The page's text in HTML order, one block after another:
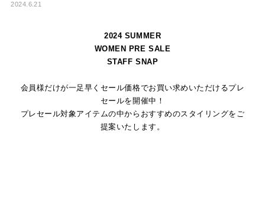
2024.6.21
2024 SUMMER
WOMEN PRE SALE
STAFF SNAP
会員様だけが一足早くセール価格でお買い求めいただけるプレ
セールを開催中！
プレセール対象アイテムの中からおすすめのスタイリングをご
提案いたします。